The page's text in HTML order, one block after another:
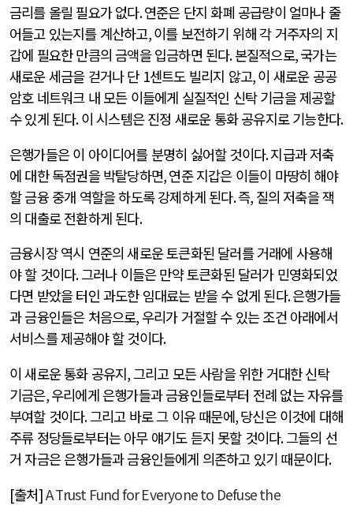
금리를 올릴 필요가 없다.연준은 단지 화폐 공급량이 얼마나 줄
어들고 있는지를 계산하고,이를 보전하기 위해 각 거주자의 지
갑에 필요한 만큼의 금액을 입금하면 된다.본질적으로,국가는
새로운 세금을 걷거나 단 1센트도 빌리지 않고,이 새로운 공공
암호 네트워크 내 모든 이들에게 실질적인 신탁 기금을 제공할
수 있게 된다.이 시스템은 진정 새로운 통화 공유지로 기능한다.
은행가들은 이 아이디어를 분명히 싫어할 것이다.지급과 저축
에 대한 독점권을 박탈당하면,연준 지갑은 이들이 마땅히 해야
할 금융 중개 역할을 하도록 강제하게 된다.즉, 질의 저축을 잭
의 대출로 전환하게 된다.
금융시장 역시 연준의 새로운 토큰화된 달러를 거래에 사용해
야 할 것이다.그러나 이들은 만약 토큰화된 달러가 민영화되었
다면 받았을 터인 과도한 임대료는 받을 수 없게 된다.은행가들
과 금융인들은 처음으로, 우리가 거절할 수 있는 조건 아래에서
서비스를 제공해야 할 것이다.
이 새로운 통화 공유지,그리고 모든 사람을 위한 거대한 신탁
기금은,우리에게 은행가들과 금융인들로부터 전례 없는 자유를
부여할 것이다.그리고 바로 그 이유 때문에,당신은 이것에 대해
주류 정당들로부터는 아무 얘기도 듣지 못할 것이다.그들의 선
거 자금은 은행가들과 금융인들에게 의존하고 있기 때문이다.
[출처]A Trust Fund for Everyone to Defuse the